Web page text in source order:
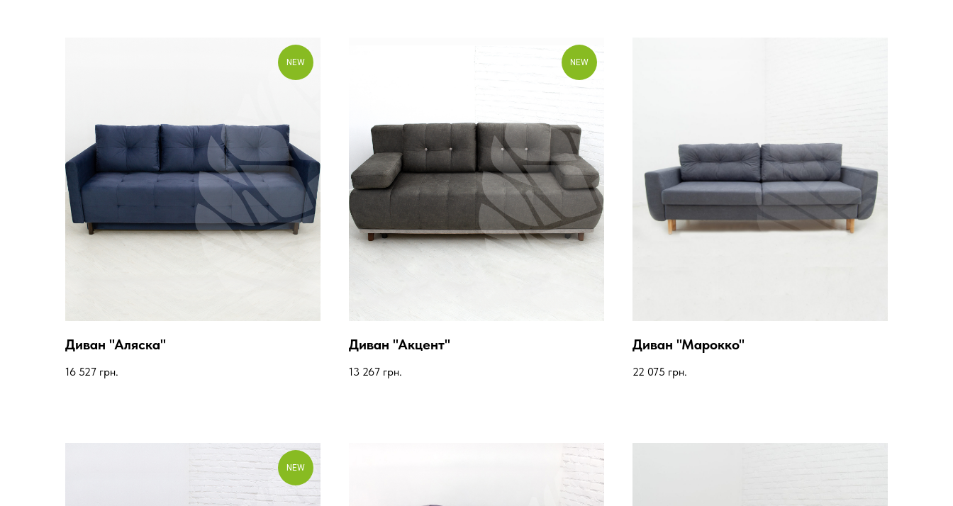
NEW
Диван "Аляска"
16 527 грн.
NEW
Диван "Акцент"
13 267 грн.
Диван "Марокко"
22 075 грн.
NEW